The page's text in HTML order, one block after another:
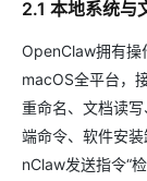
2.1 本地系统与
OpenClaw拥有操
macOS全平台，
重命名、文档读
端命令、软件安
nClaw发送指令“